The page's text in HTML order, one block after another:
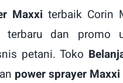
adalah:
Rp1.650.000.
ini
adalah:
Maxxi terbaik Corin
terbaru dan promo
petani. Toko
power sprayer Maxxi